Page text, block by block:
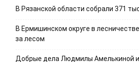
В Рязанской области собрали 371
В Ермишинском округе в
за лесом
Добрые дела Людмилы Амелькиной